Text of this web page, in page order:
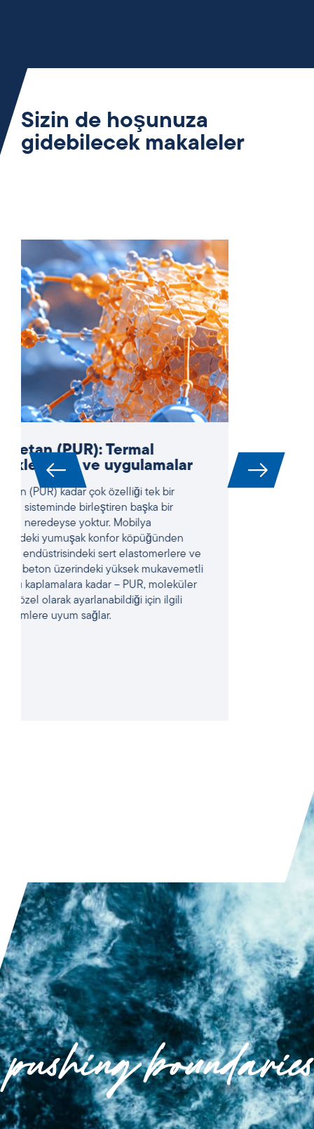
Sizin de hoşunuza
gidebilecek makaleler
Yüksek Entropili Alaşımlar
(HEA’lar): Termal analiz ve
termofiziksel özellikler
Yüksek entropili alaşımlar (HEA’lar) artık